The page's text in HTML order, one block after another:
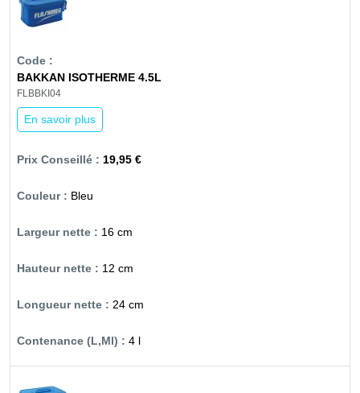
BAKKAN ISOTHERME 4.5L
FLBBKI04
En savoir plus
19,95 €
Bleu
16 cm
12 cm
24 cm
4 l